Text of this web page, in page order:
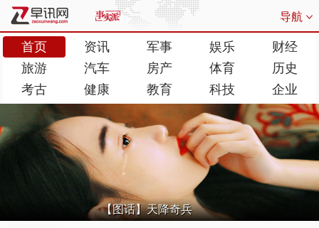
导航
首页 资讯 军事 娱乐
财经
旅游
汽车 房产 体育
历史
考古
健康 教育 科技 企业
【图话】天降奇兵